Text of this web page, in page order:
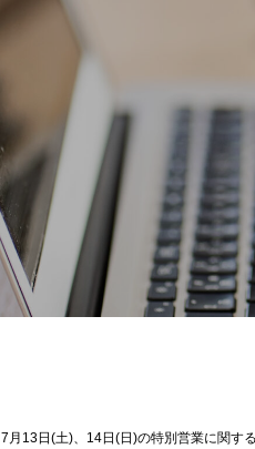
7月13日(土)、14日(日)の特別営業に関す